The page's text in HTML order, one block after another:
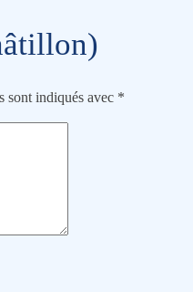
sont indiqués avec *